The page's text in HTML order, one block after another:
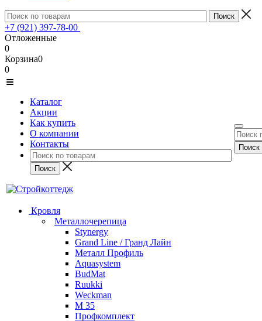
+7 (921) 397-78-00
Отложенные
0
Корзина0
0
Каталог
Акции
Как купить
О компании
Контакты
Кровля
Металлочерепица
Stynergy
Grand Line / Гранд Лайн
Металл Профиль
Aquasystem
BudMat
Ruukki
Weckman
М 35
Профкомплект